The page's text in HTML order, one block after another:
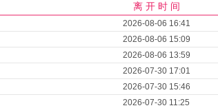
离 开 时 间
2026-08-06 16:41
2026-08-06 15:09
2026-08-06 13:59
2026-07-30 17:01
2026-07-30 15:46
2026-07-30 11:25